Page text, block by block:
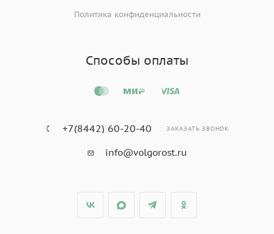
Политика конфиденциальности
Способы оплаты
+7(8442) 60-20-40 ЗАКАЗАТЬ ЗВОНОК
info@volgorost.ru